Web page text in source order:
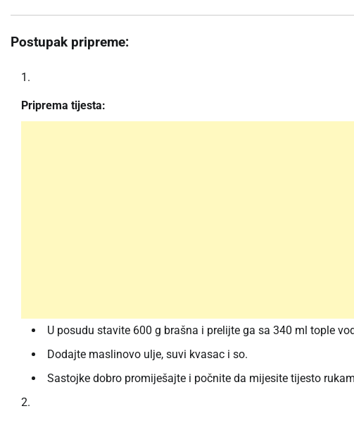
Postupak pripreme:
Priprema tijesta:
U posudu stavite 600 g brašna i prelijte ga sa 340 ml tople
Dodajte maslinovo ulje, suvi kvasac i so.
Sastojke dobro promiješajte i počnite da mijesite tijesto